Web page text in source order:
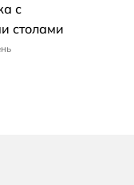
с
столами